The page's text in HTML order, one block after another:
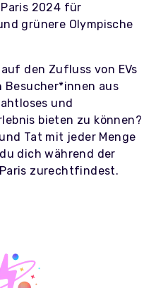
2024 für
grünere Olympische
den Zufluss von EVs
aus
und
bieten zu können?
Tat mit jeder Menge
dich während der
zurechtfindest.